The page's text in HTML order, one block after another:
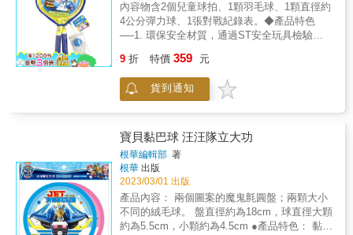
內容物含2個兒童球拍、1顆羽毛球、1顆直徑約
4公分彈力球、1張對戰紀錄表。◆產品特色
──1. 環保安全材質，通過ST安全玩具檢驗。2.
上手。3. 彩虹網線增添兒童視覺吸引力。4. 拋
擊球遊戲可以發展幼兒手眼協調力並激發運動
潛能。5. 快樂玩耍，增加親子互動。
9 折 特價 359 元
貨到通知
寶貝黏巴球 汪汪隊立大功
根華編輯部 著
根華 出版
2023/03/01 出版
產品內容： 兩個圖案的魔鬼氈圓盤；兩顆大小
不同的絨毛球。 盤直徑約為18cm，球直徑大顆
約為5.5cm，小顆約為4.5cm ●產品特色： 黏巴